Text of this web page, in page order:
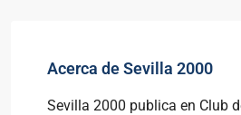
Acerca de Sevilla 2000
Sevilla 2000 publica en Club